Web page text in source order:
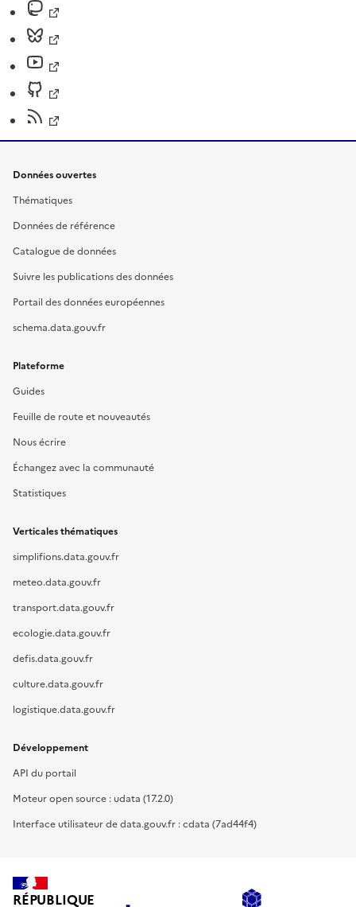
Données ouvertes
Thématiques
Données de référence
Catalogue de données
Suivre les publications des données
Portail des données européennes
schema.data.gouv.fr
Plateforme
Guides
Feuille de route et nouveautés
Nous écrire
Échangez avec la communauté
Statistiques
Verticales thématiques
simplifions.data.gouv.fr
meteo.data.gouv.fr
transport.data.gouv.fr
ecologie.data.gouv.fr
defis.data.gouv.fr
culture.data.gouv.fr
logistique.data.gouv.fr
Développement
API du portail
Moteur open source : udata (17.2.0)
Interface utilisateur de data.gouv.fr : cdata (7ad44f4)
RÉPUBLIQUE